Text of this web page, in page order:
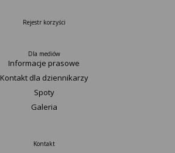
Rejestr korzyści
Dla mediów
Informacje prasowe
Kontakt dla dziennikarzy
Spoty
Galeria
Kontakt